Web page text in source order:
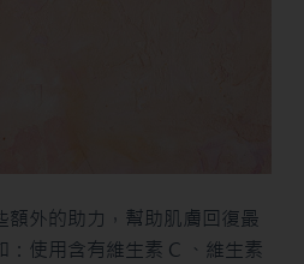
額外的助力，幫助肌膚回復最
：使用含有維生素 C 、維生素